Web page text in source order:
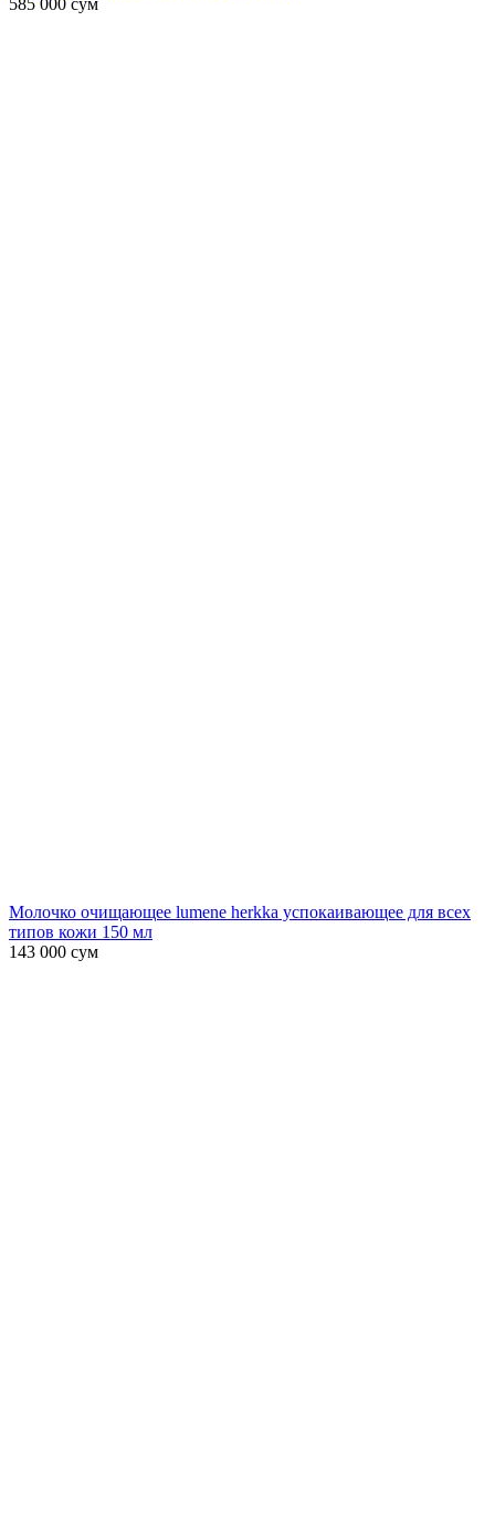
585 000 сум
Молочко очищающее lumene herkka успокаивающее для всех
типов кожи 150 мл
143 000 сум